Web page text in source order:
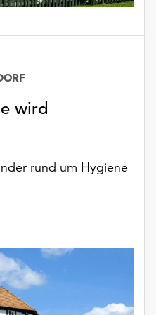
wird
rund um Hygiene